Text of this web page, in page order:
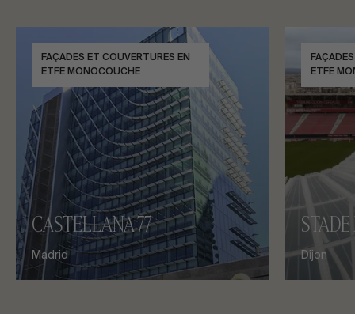
FAÇADES ET COUVERTURES EN
ETFE MONOCOUCHE
CASTELLANA 77
Madrid
ETFE
Dijon